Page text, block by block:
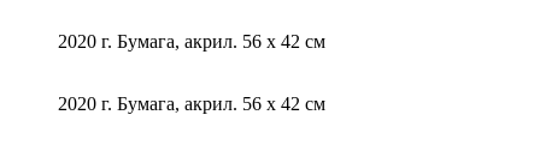
2020 г. Бумага, акрил. 56 х 42 см
2020 г. Бумага, акрил. 56 х 42 см